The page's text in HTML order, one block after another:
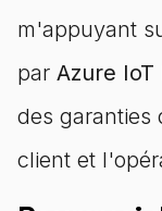
m'appuyant
par Azure IoT
des garanties
client et